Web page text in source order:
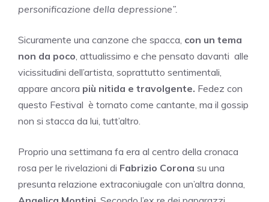
personificazione della depressione”.
Sicuramente una canzone che spacca, con un tema
non da poco, attualissimo e che pensato davanti alle
vicissitudini dell’artista, soprattutto sentimentali,
appare ancora più nitida e travolgente. Fedez con
questo Festival è tornato come cantante, ma il gossip
non si stacca da lui, tutt’altro.
Proprio una settimana fa era al centro della cronaca
rosa per le rivelazioni di Fabrizio Corona su una
presunta relazione extraconiugale con un’altra donna,